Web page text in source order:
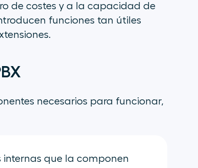
de costes y a la capacidad de
funciones tan útiles
necesarios para funcionar,
que la componen